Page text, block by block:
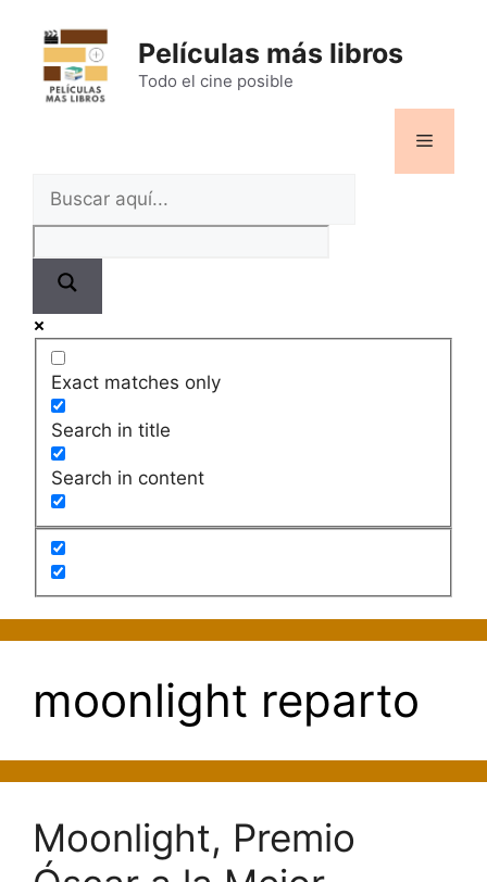
contenido
Películas más libros
Todo el cine posible
Menú
Exact matches only
Search in title
Search in content
moonlight reparto
Moonlight, Premio